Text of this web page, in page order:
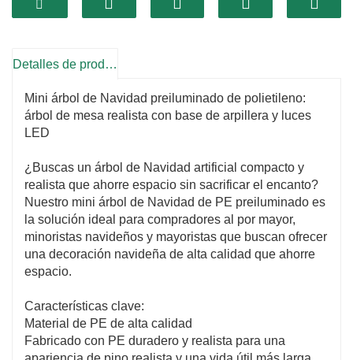
No requiere ensamblaje:
Experimente una
Navidad. Simplemente desempaquételo y
exuberante y maravilloso. Es ideal para quienes
tienen poco espacio.
ahorra espacio es perfecto para apartamentos,
oficinas o cualquier área de vivienda pequeña, y
aporta alegría festiva incluso a los rincones más
acogedores.
Detalles de producto
Mini árbol de Navidad preiluminado de polietileno:
árbol de mesa realista con base de arpillera y luces
LED
¿Buscas un árbol de Navidad artificial compacto y
realista que ahorre espacio sin sacrificar el encanto?
Nuestro mini árbol de Navidad de PE preiluminado es
la solución ideal para compradores al por mayor,
minoristas navideños y mayoristas que buscan ofrecer
una decoración navideña de alta calidad que ahorre
espacio.
Características clave:
Material de PE de alta calidad
Fabricado con PE duradero y realista para una